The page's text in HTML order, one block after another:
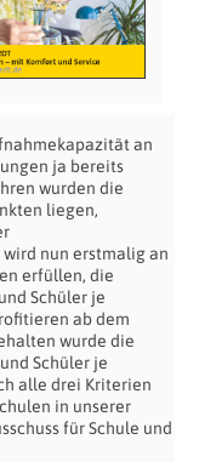
an
ja bereits
wurden die
liegen,
nun erstmalig an
erfüllen, die
Schüler je
ab dem
wurde die
Schüler je
alle drei Kriterien
in unserer
für Schule und